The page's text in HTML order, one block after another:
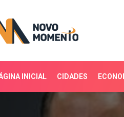
INICIAL CIDADES
jantam